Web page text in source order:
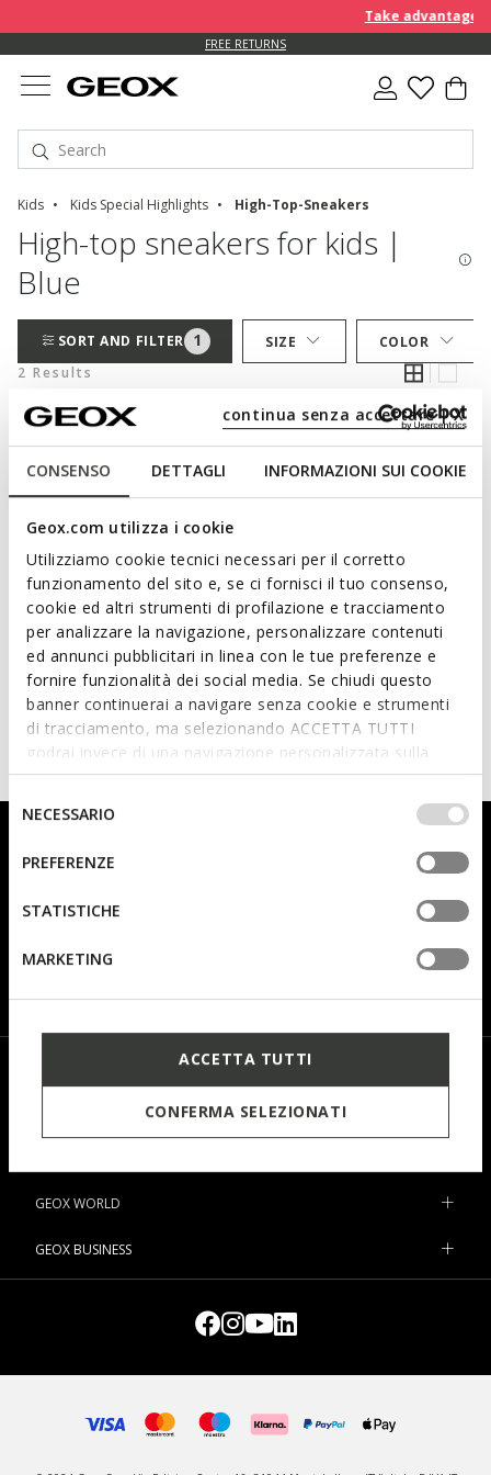
CONSENSO DETTAGLI INFORMAZIONI SUI COOKIE
Geox.com utilizza i cookie
Utilizziamo cookie tecnici necessari per il corretto
funzionamento del sito e, se ci fornisci il tuo consenso,
cookie ed altri strumenti di profilazione e tracciamento
per analizzare la navigazione, personalizzare contenuti
ed annunci pubblicitari in linea con le tue preferenze e
fornire funzionalità dei social media. Se chiudi questo
banner continuerai a navigare senza cookie e strumenti
di tracciamento, ma selezionando ACCETTA TUTTI
godrai invece di una navigazione personalizzata sulla
base dei tuoi gusti ed interessi. Selezionando
IMPOSTAZIONI potrai anche scegliere quali cookies ed
altri strumenti di tracciamento autorizzare. Per maggiori
informazioni o per modificare in qualsiasi momento le
tue impostazioni, visita la nostra
Selezione
del
consenso
NECESSARIO
PREFERENZE
STATISTICHE
MARKETING
ACCETTA TUTTI
CONFERMA SELEZIONATI
continua senza accettare | X
Take advantage
FREE RETURNS
Kids Kids Special Highlights High-Top-Sneakers
High-top sneakers for kids |
Blue
SORT AND FILTER 1 SIZE
COLOR
2 Results
GISLI BOY
Velcro shoes
from€54,90 2 COLORS
LIGHTS DC COMICS
CIBERDRON JUNIOR
Superman
from€34,95 1 COLOR
from
Price reduced from
€69,90
to
List price
from €34,95 Previous price
welcome discount.
Prefer not to say
GEOX WORLD
GEOX BUSINESS